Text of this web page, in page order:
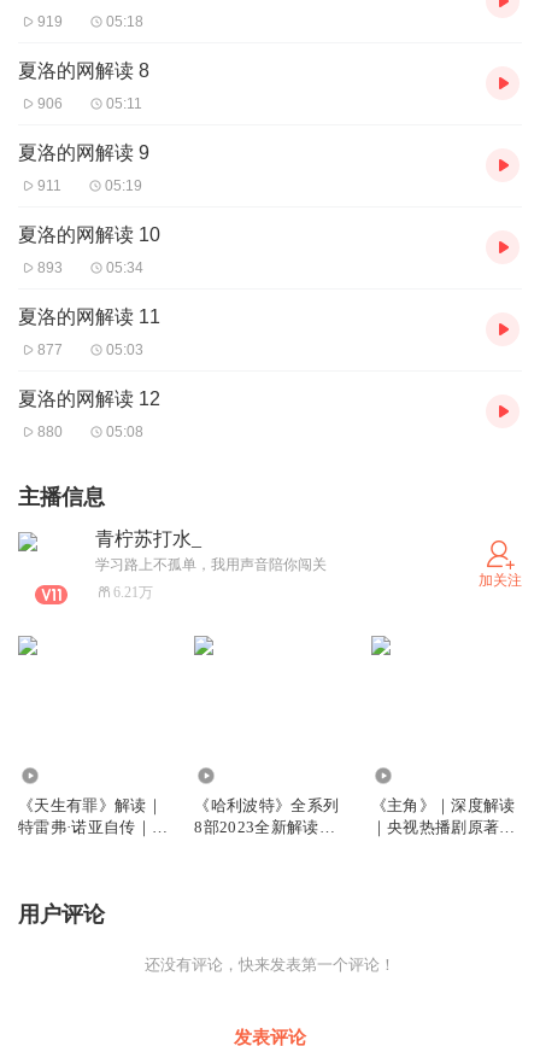
919 05:18
夏洛的网解读 8
906 05:11
夏洛的网解读 9
911 05:19
夏洛的网解读 10
893 05:34
夏洛的网解读 11
877 05:03
夏洛的网解读 12
880 05:08
主播信息
青柠苏打水_
学习路上不孤单，我用声音陪你闯关
6.21万
加关注
《天生有罪》解读｜
特雷弗·诺亚自传｜纽
《哈利波特》全系列
8部2023全新解读：
《主角》｜深度解读
｜央视热播剧原著深
用户评论
还没有评论，快来发表第一个评论！
发表评论